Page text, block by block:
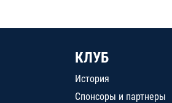
КЛУБ
История
Спонсоры и партнеры